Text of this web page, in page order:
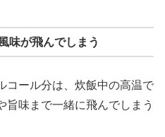
味が飛んでしまう
コール分は、炊飯中の高温で
旨味まで一緒に飛んでしまう